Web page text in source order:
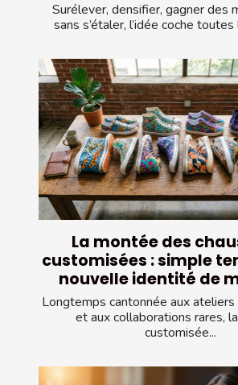
Surélever, densifier, gagner des
sans s’étaler, l’idée coche toutes
La montée des
customisées : simple
nouvelle identité de
Longtemps cantonnée aux
et aux collaborations rares,
customisée...